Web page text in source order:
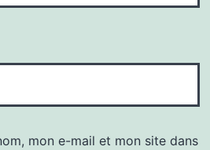
mon e-mail et mon site dans